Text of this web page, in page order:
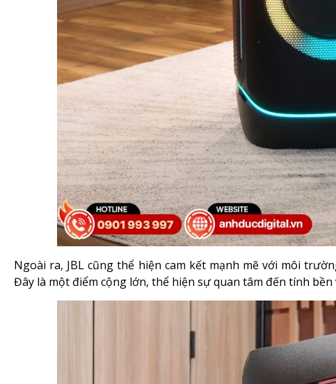
Ngoài ra, JBL cũng thể hiện cam kết mạnh mẽ với môi
Đây là một điểm cộng lớn, thể hiện sự quan tâm đến tính